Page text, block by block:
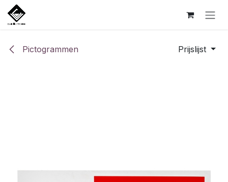
Overslaan naar inhoud
Pictogrammen Prijslijst